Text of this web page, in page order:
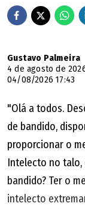
Gustavo Palmeira
4 de agosto de
04/08/2026 17:43
"Olá a todos.
de bandido,
proporcionar o
Intelecto no talo,
bandido? Ter o
intelecto